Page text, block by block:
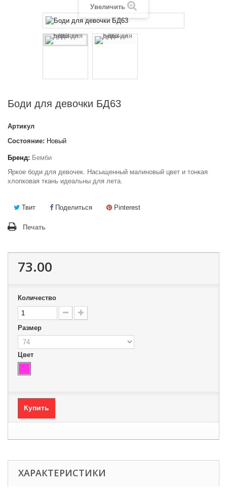
Увеличить
Боди для девочки БД63
Артикул
Состояние: Новый
Бренд: Бемби
Яркое боди для девочек. Насыщенный малиновый цвет и тонкая
хлопковая ткань идеальны для лета.
Твит Поделиться Pinterest
Печать
73.00
Количество
Размер
Цвет
Купить
ХАРАКТЕРИСТИКИ